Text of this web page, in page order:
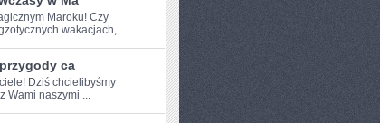
Maroku! Czy
wakacjach, ...
ca
Dziś chcielibyśmy
Wami naszymi ...